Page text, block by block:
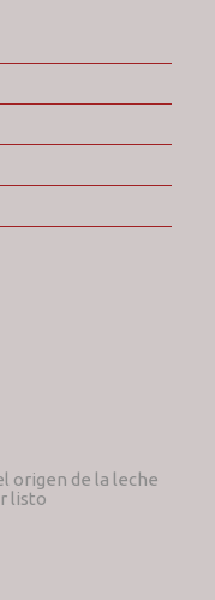
origen de la leche
listo